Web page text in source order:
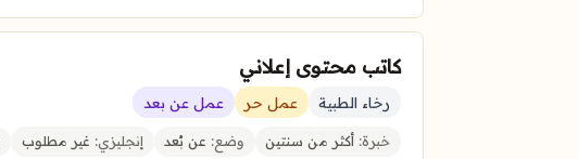
كاتب محتوى إعلاني
رخاء الطبية عمل حر عمل عن بعد
خبرة: أكثر من سنتين وضع: عن بُعد إنجليزي: غير مطلوب